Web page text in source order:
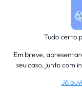
Tudo certo
Em breve,
seu caso, junto com
Já